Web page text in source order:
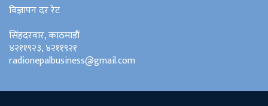
विज्ञापन दर रेट
सिंहदरवार, काठमाडौं
४२११९२३, ४२११९२१
radionepalbusiness@gmail.com